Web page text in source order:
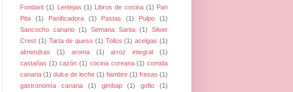
Fondant (1) Lentejas (1) Libros de cocina (1) Pan
Pita
(1) Panificadora (1) Pastas (1) Pulpo
(1)
Sancocho canario (1) Semana Santa (1)
Silver
Crest (1) Tarta de queso (1) Tollos (1) acelgas (1)
almendras
(1) aroma (1) arroz integral
(1)
castañas (1) cazón (1) cocina coreana (1) comida
canaria (1) dulce de leche (1) fiambre (1) fresas (1)
gastronomía canaria
(1) gimbap (1) gofio
(1)